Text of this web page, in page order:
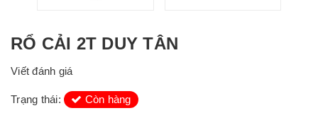
RỔ CẢI 2T DUY TÂN
Viết đánh giá
Trạng thái: Còn hàng